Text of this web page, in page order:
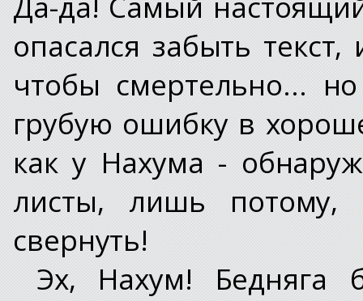
опасался забыть
чтобы смертельно...
грубую ошибку в
как у Нахума -
листы, лишь потому,
свернуть!
Эх, Нахум! Бедняга